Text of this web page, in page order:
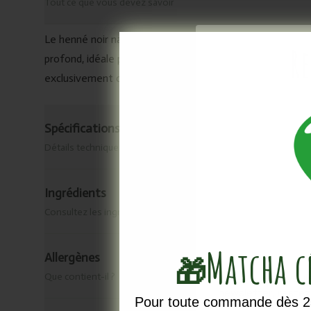
Le henné noir naturel est obtenu à partir de la plante
profond, idéale pour les bases foncées ou pour
exclusivement composées d’ingrédients d’origine
Spécifications & origine
Ingrédients
Allergènes
Vous ne
newsletter,
🎁Matcha
Pour toute commande dès